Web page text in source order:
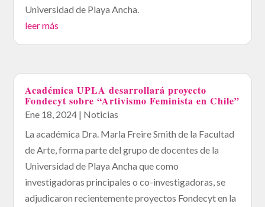
Universidad de Playa Ancha.
leer más
Académica UPLA desarrollará proyecto
Fondecyt sobre “Artivismo Feminista en Chile”
Ene 18, 2024 | Noticias
La académica Dra. Marla Freire Smith de la Facultad
de Arte, forma parte del grupo de docentes de la
Universidad de Playa Ancha que como
investigadoras principales o co-investigadoras, se
adjudicaron recientemente proyectos Fondecyt en la